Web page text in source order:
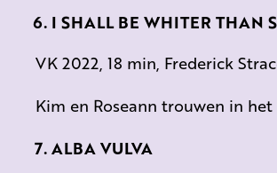
I SHALL BE WHITER THAN
VK 2022, 18 min, Frederick
Kim en Roseann trouwen in
ALBA VULVA